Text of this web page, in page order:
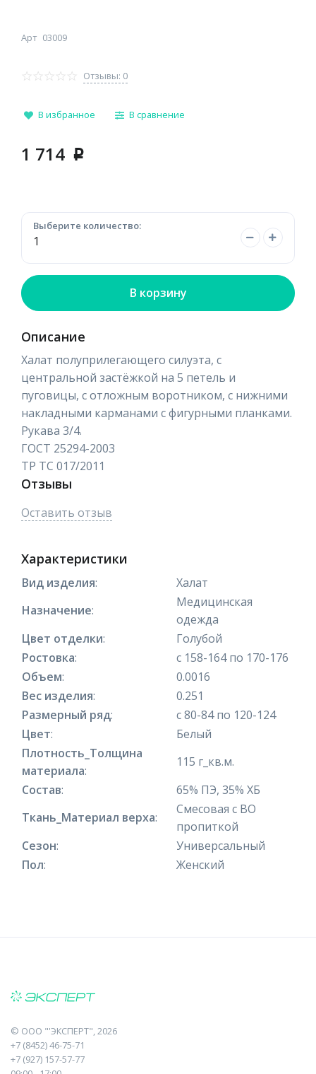
Арт 03009
Отзывы: 0
В избранное В сравнение
1 714 p
Выберите количество:
В корзину
Описание
Халат полуприлегающего силуэта, с
центральной застёжкой на 5 петель и
пуговицы, с отложным воротником, с нижними
накладными карманами с фигурными планками.
Рукава 3/4.
ГОСТ 25294-2003
ТР ТС 017/2011
Отзывы
Оставить отзыв
Характеристики
Вид изделия:
Халат
Назначение:
Медицинская
одежда
Цвет отделки:
Голубой
Ростовка:
с 158-164 по 170-176
Объем:
0.0016
Вес изделия:
0.251
Размерный ряд:
с 80-84 по 120-124
Цвет:
Белый
Плотность_Толщина
материала:
115 г_кв.м.
Состав:
65% ПЭ, 35% ХБ
Ткань_Материал верха:
Смесовая с ВО
пропиткой
Сезон:
Универсальный
Пол: Женский
© ООО "'ЭКСПЕРТ", 2026
+7 (8452) 46-75-71
+7 (927) 157-57-77